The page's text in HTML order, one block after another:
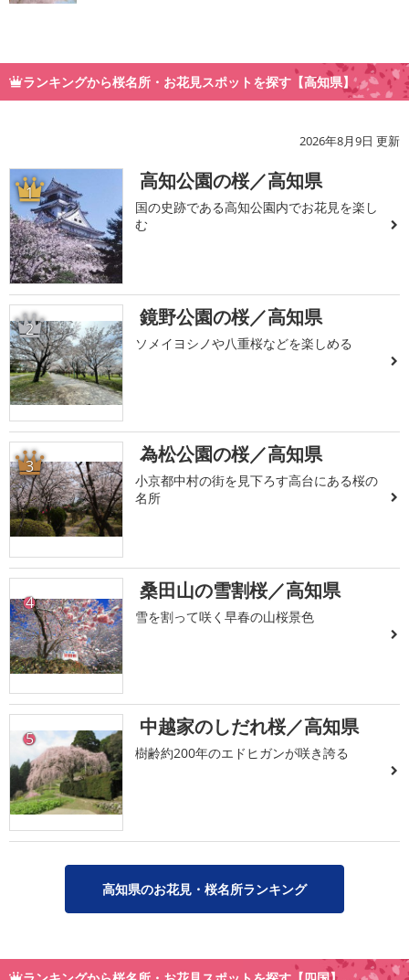
ランキングから桜名所・お花見スポットを探す【高知県】
2026年8月9日 更新
1 高知公園の桜／高知県
国の史跡である高知公園内でお花見を楽し
む
2 鏡野公園の桜／高知県
ソメイヨシノや八重桜などを楽しめる
3 為松公園の桜／高知県
小京都中村の街を見下ろす高台にある桜の
名所
4 桑田山の雪割桜／高知県
雪を割って咲く早春の山桜景色
5 中越家のしだれ桜／高知県
樹齢約200年のエドヒガンが咲き誇る
高知県のお花見・桜名所ランキング